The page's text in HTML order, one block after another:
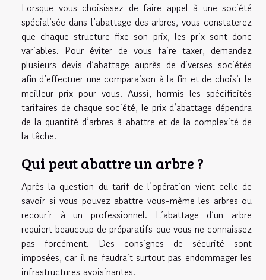
Lorsque vous choisissez de faire appel à une société
spécialisée dans l’abattage des arbres, vous constaterez
que chaque structure fixe son prix, les prix sont donc
variables. Pour éviter de vous faire taxer, demandez
plusieurs devis d’abattage auprès de diverses sociétés
afin d’effectuer une comparaison à la fin et de choisir le
meilleur prix pour vous. Aussi, hormis les spécificités
tarifaires de chaque société, le prix d’abattage dépendra
de la quantité d’arbres à abattre et de la complexité de
la tâche.
Qui peut abattre un arbre ?
Après la question du tarif de l’opération vient celle de
savoir si vous pouvez abattre vous-même les arbres ou
recourir à un professionnel. L’abattage d’un arbre
requiert beaucoup de préparatifs que vous ne connaissez
pas forcément. Des consignes de sécurité sont
imposées, car il ne faudrait surtout pas endommager les
infrastructures avoisinantes.